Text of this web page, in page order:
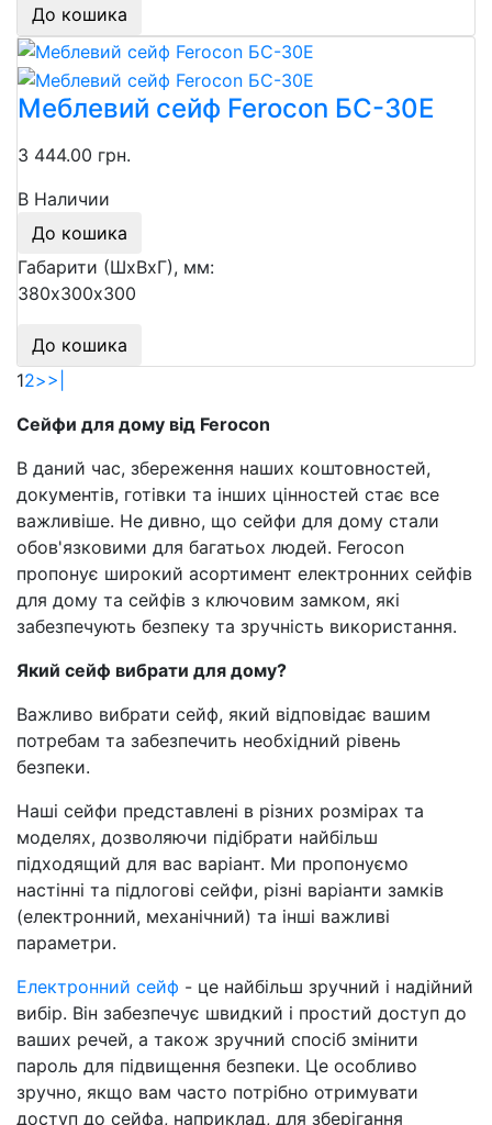
До кошика
Меблевий сейф Ferocon БС-30Е
3 444.00 грн.
В Наличии
До кошика
Габарити (ШхВхГ), мм:
380х300х300
До кошика
12>>|
Сейфи для дому від Ferocon
В даний час, збереження наших коштовностей,
документів, готівки та інших цінностей стає все
важливіше. Не дивно, що сейфи для дому стали
обов'язковими для багатьох людей. Ferocon
пропонує широкий асортимент електронних сейфів
для дому та сейфів з ключовим замком, які
забезпечують безпеку та зручність використання.
Який сейф вибрати для дому?
Важливо вибрати сейф, який відповідає вашим
потребам та забезпечить необхідний рівень
безпеки.
Наші сейфи представлені в різних розмірах та
моделях, дозволяючи підібрати найбільш
підходящий для вас варіант. Ми пропонуємо
настінні та підлогові сейфи, різні варіанти замків
(електронний, механічний) та інші важливі
параметри.
Електронний сейф - це найбільш зручний і надійний
вибір. Він забезпечує швидкий і простий доступ до
ваших речей, а також зручний спосіб змінити
пароль для підвищення безпеки. Це особливо
зручно, якщо вам часто потрібно отримувати
доступ до сейфа, наприклад, для зберігання